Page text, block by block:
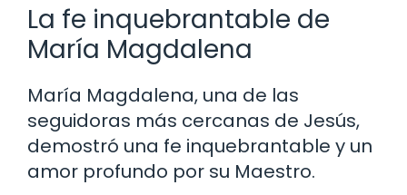
La fe inquebrantable de
María Magdalena
María Magdalena, una de las
seguidoras más cercanas de Jesús,
demostró una fe inquebrantable y un
amor profundo por su Maestro.